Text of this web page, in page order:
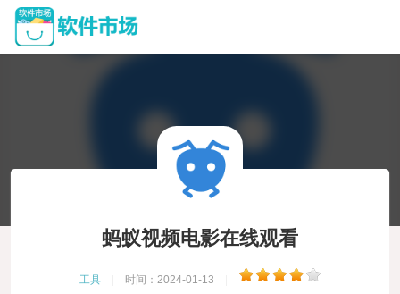
蚂蚁视频电影在线观看
工具 时间：2024-01-13